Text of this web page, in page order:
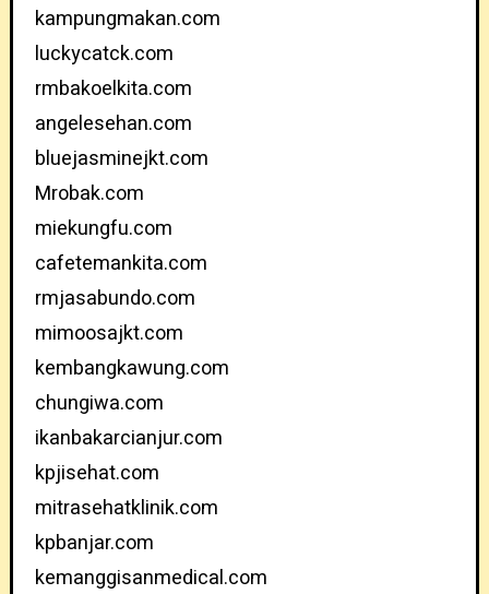
kampungmakan.com
luckycatck.com
rmbakoelkita.com
angelesehan.com
bluejasminejkt.com
Mrobak.com
miekungfu.com
cafetemankita.com
rmjasabundo.com
mimoosajkt.com
kembangkawung.com
chungiwa.com
ikanbakarcianjur.com
kpjisehat.com
mitrasehatklinik.com
kpbanjar.com
kemanggisanmedical.com